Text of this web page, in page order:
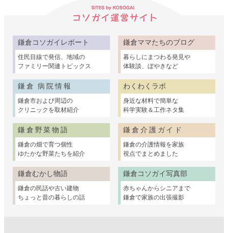
鎌倉コソガイレポート
住民目線で発信、地域の
ファミリー関連トピックス
鎌倉ママたちのブログ
暮らしにまつわる発見や
体験談、ぼやきなど
鎌倉 病院情報
鎌倉市および周辺の
クリニックを取材紹介
わくわくラボ
身近な材料で簡単な
科学実験＆工作ネタ集
鎌倉野菜物語
鎌倉の畑で育つ個性
ゆたかな野菜たちを紹介
鎌倉介護ガイド
鎌倉の介護情報を家族
視点でまとめました
鎌倉むかし物語
鎌倉の民話や古い建物
ちょっと昔の暮らしの話
鎌倉コソガイ写真部
赤ちゃんからシニアまで
鎌倉で家族の出張撮影